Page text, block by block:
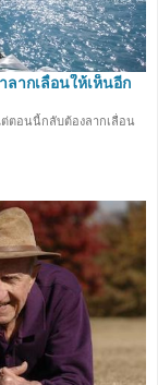
ากเลื่อนให้เห็นอีก
ต่ตอนนี้กลับต้องลากเลื่อน